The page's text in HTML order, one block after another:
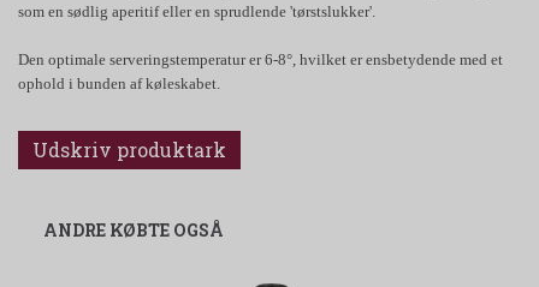
som en sødlig aperitif eller en sprudlende 'tørstslukker'.
Den optimale serveringstemperatur er 6-8°, hvilket er ensbetydende med et
ophold i bunden af køleskabet.
Udskriv produktark
ANDRE KØBTE OGSÅ